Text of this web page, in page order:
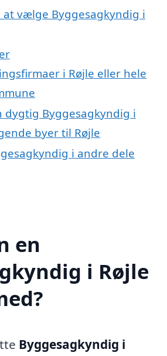
at vælge Byggesagkyndig i
i Røjle eller hele
dygtig Byggesagkyndig i
byer til Røjle
i andre dele
en
i Røjle
Byggesagkyndig i